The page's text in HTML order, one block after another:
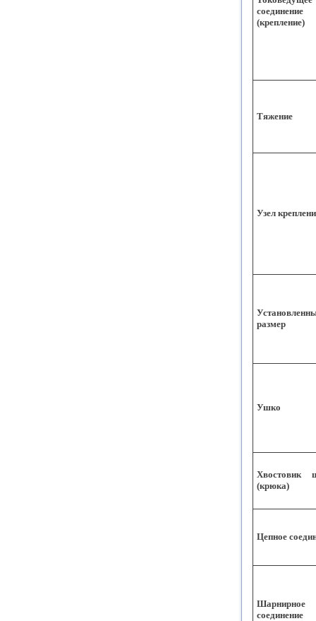
соединение
(крепление)
Тяжение
Узел
размер
Ушко
Хвостовик
(крюка)
Цепное
Шарнирное
соединение